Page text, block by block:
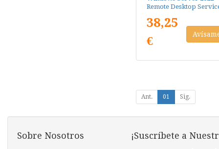
Remote Desktop
38,25
€
Ant. 01 Sig.
Sobre Nosotros ¡Suscríbete a